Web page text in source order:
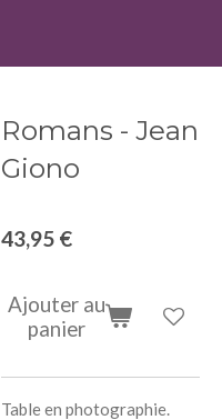
Romans - Jean
Giono
43,95 €
Ajouter au
panier
Table en photographie.